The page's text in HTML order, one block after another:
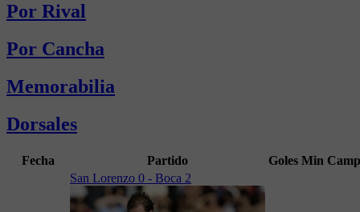
Por Rival
Por Cancha
Memorabilia
Dorsales
Fecha Partido Goles Min
San Lorenzo 0 - Boca 2